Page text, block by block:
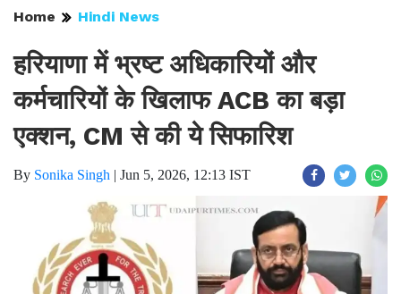
Home Hindi News
हरियाणा में भ्रष्ट अधिकारियों और
कर्मचारियों के खिलाफ ACB का बड़ा
एक्शन, CM से की ये सिफारिश
By Sonika Singh | Jun 5, 2026, 12:13 IST